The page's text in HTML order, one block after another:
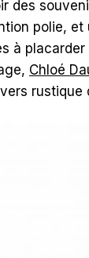
des
polie,
à
Chloé